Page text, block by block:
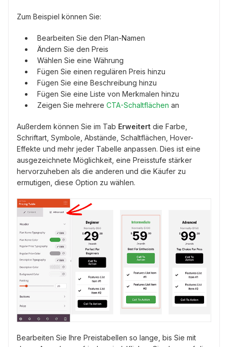
Zum Beispiel können Sie:
Bearbeiten Sie den Plan-Namen
Ändern Sie den Preis
Wählen Sie eine Währung
Fügen Sie einen regulären Preis hinzu
Fügen Sie eine Beschreibung hinzu
Fügen Sie eine Liste von Merkmalen hinzu
Zeigen Sie mehrere CTA-Schaltflächen an
Außerdem können Sie im Tab Erweitert die Farbe,
Schriftart, Symbole, Abstände, Schaltflächen, Hover-
Effekte und mehr jeder Tabelle anpassen. Dies ist eine
ausgezeichnete Möglichkeit, eine Preisstufe stärker
hervorzuheben als die anderen und die Käufer zu
ermutigen, diese Option zu wählen.
Bearbeiten Sie Ihre Preistabellen so lange, bis Sie mit